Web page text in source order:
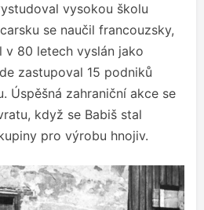
vysokou školu
se naučil francouzsky,
80 letech vyslán jako
zastupoval 15 podniků
Úspěšná zahraniční akce se
když se Babiš stal
pro výrobu hnojiv.